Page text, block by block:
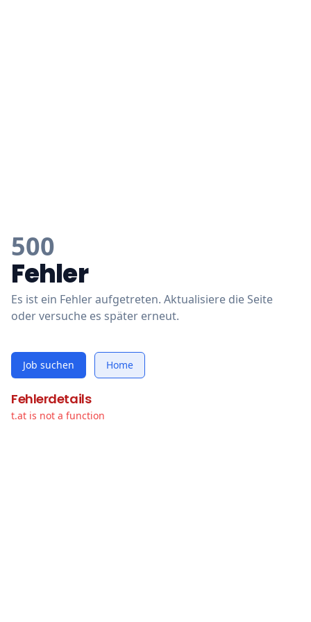
500
Fehler
Es ist ein Fehler aufgetreten. Aktualisiere die Seite
oder versuche es später erneut.
Job suchen Home
Fehlerdetails
t.at is not a function